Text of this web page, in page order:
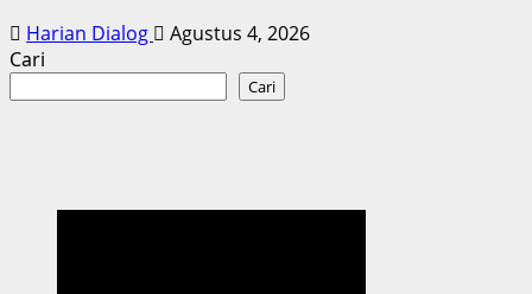
Harian Dialog
Agustus 4, 2026
Cari
Cari